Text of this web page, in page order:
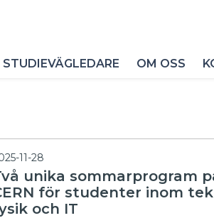
STUDIEVÄGLEDARE OM OSS
11-28
unika sommarprogram
för studenter inom
och IT